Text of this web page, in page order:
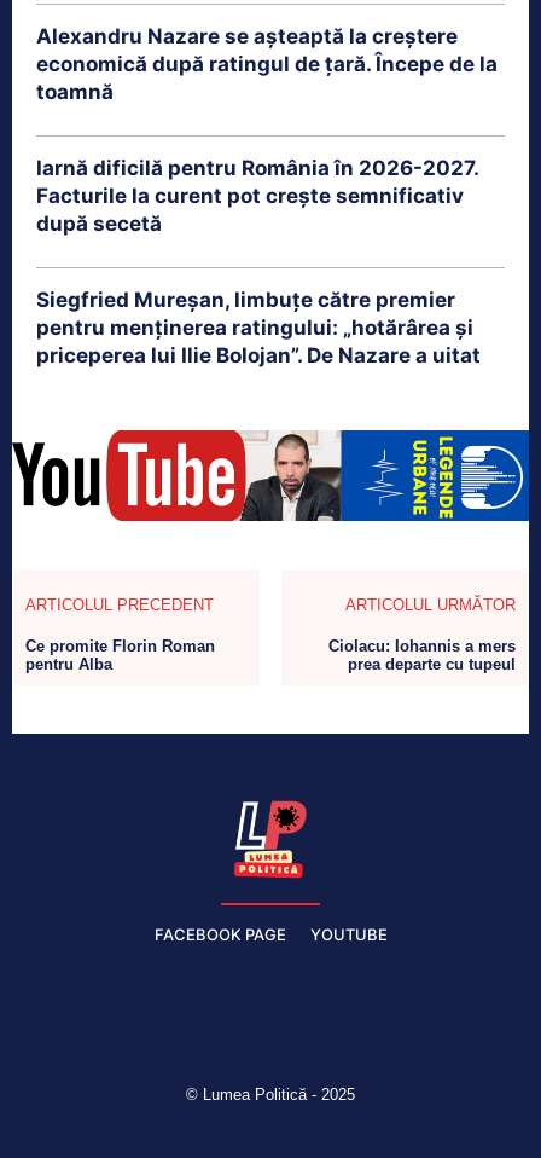
Alexandru Nazare se așteaptă la creștere
economică după ratingul de țară. Începe de la
toamnă
Iarnă dificilă pentru România în 2026-2027.
Facturile la curent pot crește semnificativ
după secetă
Siegfried Mureșan, limbuțe către premier
pentru menținerea ratingului: „hotărârea și
priceperea lui Ilie Bolojan”. De Nazare a uitat
ARTICOLUL PRECEDENT
Ce promite Florin Roman
pentru Alba
ARTICOLUL URMĂTOR
Ciolacu: Iohannis a mers
prea departe cu tupeul
FACEBOOK PAGE YOUTUBE
© Lumea Politică - 2025